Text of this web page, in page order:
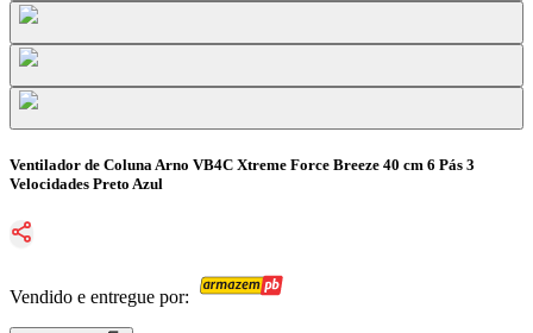
Ventilador de Coluna Arno VB4C Xtreme Force Breeze 40 cm 6 Pás 3
Velocidades Preto Azul
Vendido e entregue por: